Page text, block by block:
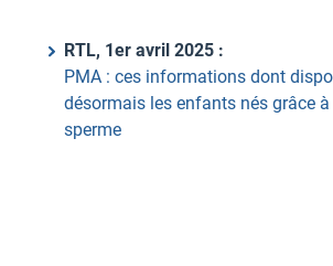
RTL, 1er avril 2025 :
PMA : ces informations dont
désormais les enfants nés grâce
sperme